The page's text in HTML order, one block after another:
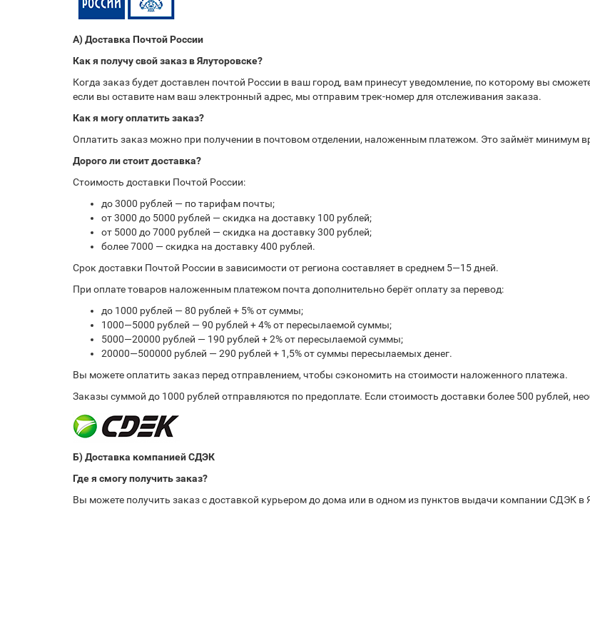
А) Доставка Почтой России
Как я получу свой заказ в Ялуторовске?
Когда заказ будет доставлен почтой России в ваш город, вам принесут уведомление, по которому вы
если вы оставите нам ваш электронный адрес, мы отправим трек-номер для отслеживания заказа.
Как я могу оплатить заказ?
Оплатить заказ можно при получении в почтовом отделении, наложенным платежом. Это займёт минимум
Дорого ли стоит доставка?
Стоимость доставки Почтой России:
до 3000 рублей — по тарифам почты;
от 3000 до 5000 рублей — скидка на доставку 100 рублей;
от 5000 до 7000 рублей — скидка на доставку 300 рублей;
более 7000 — скидка на доставку 400 рублей.
Срок доставки Почтой России в зависимости от региона составляет в среднем 5—15 дней.
При оплате товаров наложенным платежом почта дополнительно берёт оплату за перевод:
до 1000 рублей — 80 рублей + 5% от суммы;
1000—5000 рублей — 90 рублей + 4% от пересылаемой суммы;
5000—20000 рублей — 190 рублей + 2% от пересылаемой суммы;
20000—500000 рублей — 290 рублей + 1,5% от суммы пересылаемых денег.
Вы можете оплатить заказ перед отправлением, чтобы сэкономить на стоимости наложенного платежа.
Заказы суммой до 1000 рублей отправляются по предоплате. Если стоимость доставки более 500 рублей,
Б) Доставка компанией СДЭК
Где я смогу получить заказ?
Вы можете получить заказ с доставкой курьером до дома или в одном из пунктов выдачи компании СДЭК в